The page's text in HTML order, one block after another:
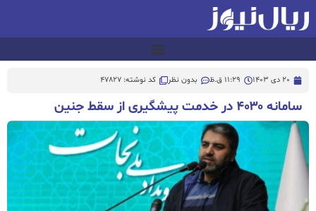
20 دی 1403 11:29 ق.ظ بدون نظر کد نوشته: 47827
سامانه ۴۰۳۰ در خدمت پیشگیری از سقط جنین